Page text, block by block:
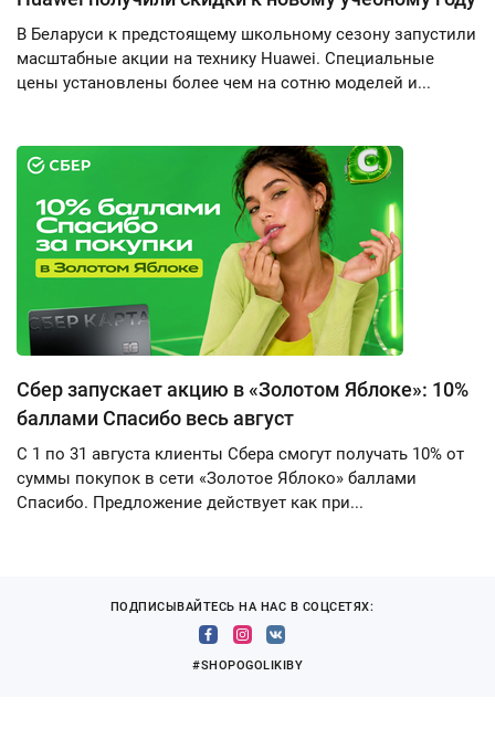
В Беларуси к предстоящему школьному сезону запустили
масштабные акции на технику Huawei. Специальные
цены установлены более чем на сотню моделей и...
Сбер запускает акцию в «Золотом Яблоке»: 10%
баллами Спасибо весь август
С 1 по 31 августа клиенты Сбера смогут получать 10% от
суммы покупок в сети «Золотое Яблоко» баллами
Спасибо. Предложение действует как при...
ПОДПИСЫВАЙТЕСЬ НА НАС В СОЦСЕТЯХ:
#SHOPOGOLIKIBY